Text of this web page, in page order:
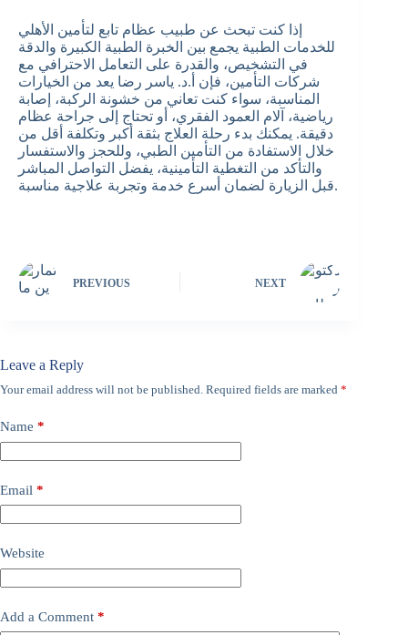
إذا كنت تبحث عن طبيب عظام تابع لتأمين الأهلي
للخدمات الطبية يجمع بين الخبرة الطبية الكبيرة والدقة
في التشخيص، والقدرة على التعامل الاحترافي مع
شركات التأمين، فإن أ.د. ياسر رضا يعد من الخيارات
المناسبة، سواء كنت تعاني من خشونة الركبة، إصابة
رياضية، آلام العمود الفقري، أو تحتاج إلى جراحة عظام
دقيقة. يمكنك بدء رحلة العلاج بثقة أكبر وتكلفة أقل من
خلال الاستفادة من التأمين الطبي، وللحجز والاستفسار
والتأكد من التغطية التأمينية، يفضل التواصل المباشر
قبل الزيارة لضمان أسرع خدمة وتجربة علاجية مناسبة.
PREVIOUS NEXT
Leave a Reply
Your email address will not be published. Required fields are marked *
Name *
Email *
Website
Add a Comment *